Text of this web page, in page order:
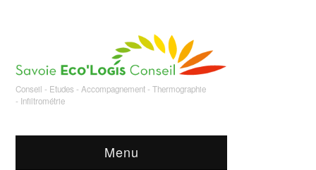
Conseil - Etudes - Accompagnement - Thermographie
- Infiltrométrie
Menu